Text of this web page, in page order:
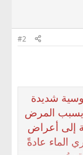
#2
شديدة
يسبب المرض
إلى أعراض
الماء عادةً